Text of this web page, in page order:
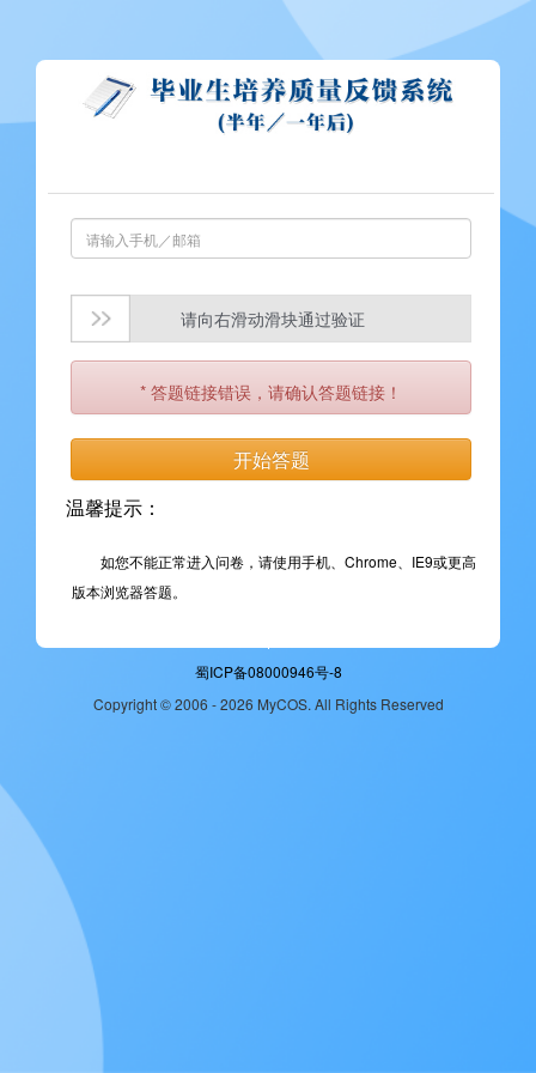
请向右滑动滑块通过验证
* 答题链接错误，请确认答题链接！
温馨提示：
如您不能正常进入问卷，请使用手机、Chrome、IE9或更高
版本浏览器答题。
蜀ICP备08000946号-8
Copyright © 2006 - 2026 MyCOS. All Rights Reserved